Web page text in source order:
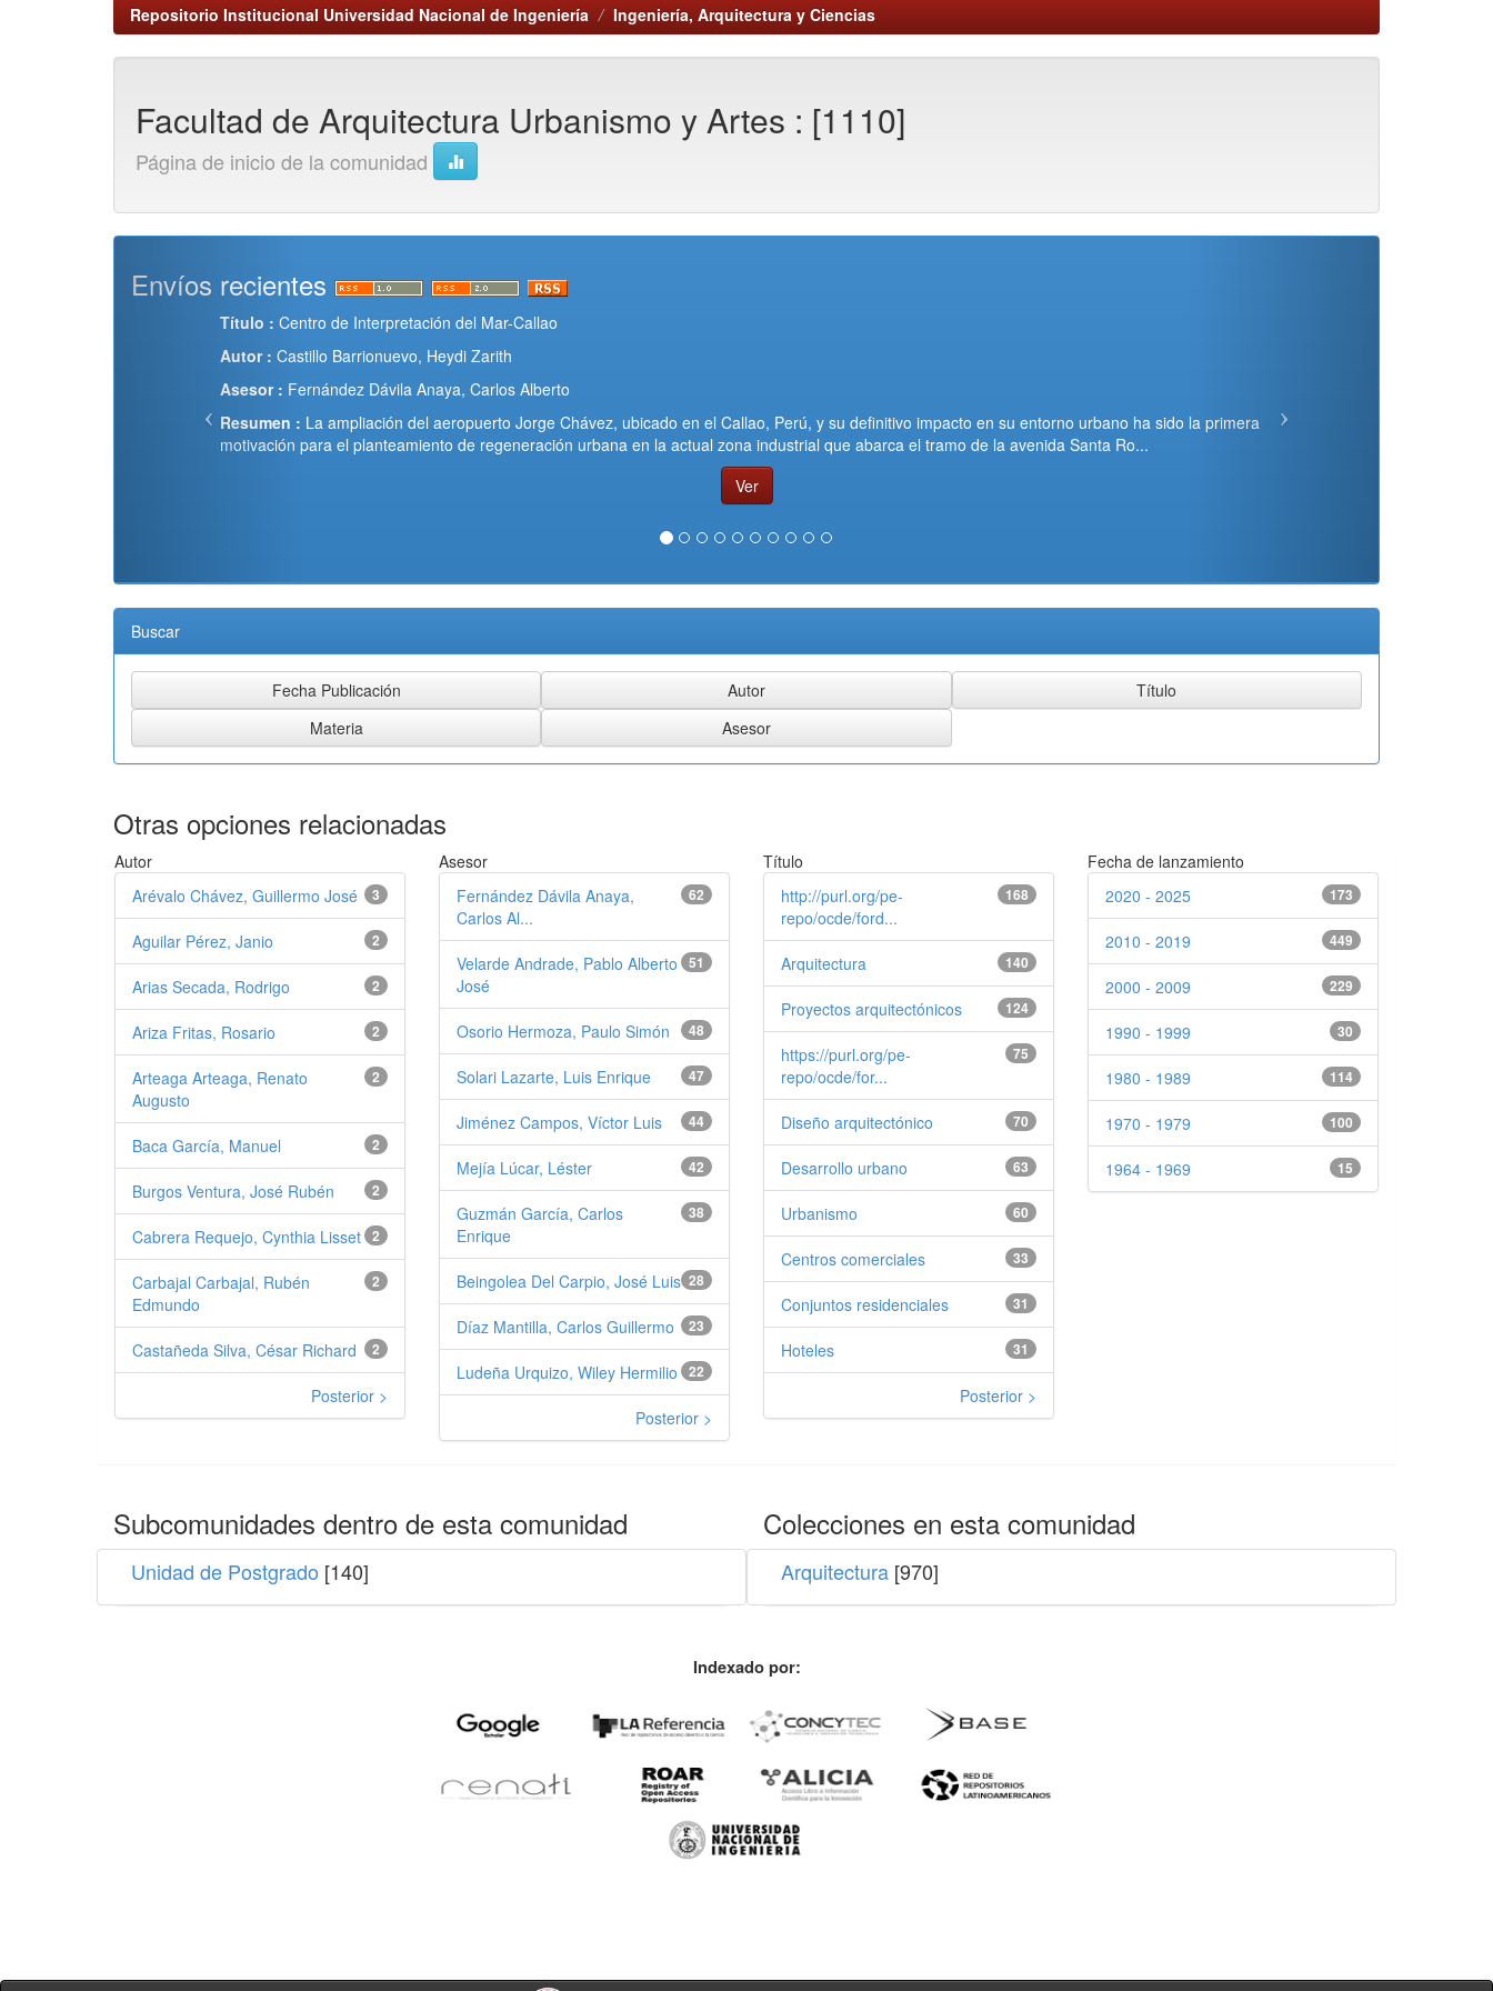
Repositorio Institucional Universidad Nacional de Ingeniería Ingeniería, Arquitectura y Ciencias
Facultad de Arquitectura Urbanismo y Artes : [1110]
Página de inicio de la comunidad
Envíos recientes
Título : Centro de Interpretación del Mar-Callao
Autor : Castillo Barrionuevo, Heydi Zarith
Asesor : Fernández Dávila Anaya, Carlos Alberto
Resumen : La ampliación del aeropuerto Jorge Chávez, ubicado en el Callao, Perú, y su definitivo impacto en su entorno urbano ha sido la primera
motivación para el planteamiento de regeneración urbana en la actual zona industrial que abarca el tramo de la avenida Santa Ro...
Ver
Buscar
Otras opciones relacionadas
Autor
3
Arévalo Chávez, Guillermo José
2
Aguilar Pérez, Janio
2
Arias Secada, Rodrigo
2
Ariza Fritas, Rosario
2
Arteaga Arteaga, Renato
Augusto
2
Baca García, Manuel
2
Burgos Ventura, José Rubén
2
Cabrera Requejo, Cynthia Lisset
2
Carbajal Carbajal, Rubén
Edmundo
2
Castañeda Silva, César Richard
Posterior >
Asesor
62
Fernández Dávila Anaya,
Carlos Al...
51
Velarde Andrade, Pablo Alberto
José
48
Osorio Hermoza, Paulo Simón
47
Solari Lazarte, Luis Enrique
44
Jiménez Campos, Víctor Luis
42
Mejía Lúcar, Léster
38
Guzmán García, Carlos
Enrique
28
Beingolea Del Carpio, José Luis
23
Díaz Mantilla, Carlos Guillermo
22
Ludeña Urquizo, Wiley Hermilio
Posterior >
Título
168
http://purl.org/pe-
repo/ocde/ford...
140
Arquitectura
124
Proyectos arquitectónicos
75
https://purl.org/pe-
repo/ocde/for...
70
Diseño arquitectónico
63
Desarrollo urbano
60
Urbanismo
33
Centros comerciales
31
Conjuntos residenciales
31
Hoteles
Posterior >
Fecha de lanzamiento
173
2020 - 2025
449
2010 - 2019
229
2000 - 2009
30
1990 - 1999
114
1980 - 1989
100
1970 - 1979
15
1964 - 1969
Subcomunidades dentro de esta comunidad
Unidad de Postgrado [140]
Colecciones en esta comunidad
Arquitectura [970]
Indexado por: